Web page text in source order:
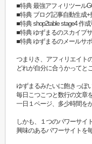
■特典 最強アフィリツール
■特典 ブログ記事自動生成+
■特典 shop2table stage4 作
■特典 ゆずまるのスカイプ
■特典 ゆずまるのメールサ
つまりさ、アフィリエイト
どれが自分に合うかってと
ゆずまるみたいに飽きっぽ
毎日こつこつと数行の文章
一日１ページ、多少時間を
しかも、１つのパワーサイ
興味のあるパワーサイトを